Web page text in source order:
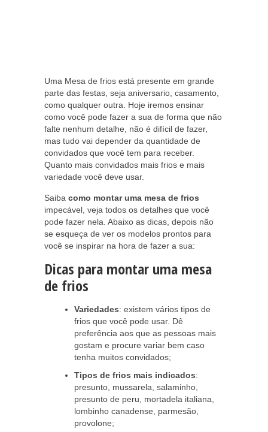
Uma Mesa de frios está presente em grande
parte das festas, seja aniversario, casamento,
como qualquer outra. Hoje iremos ensinar
como você pode fazer a sua de forma que não
falte nenhum detalhe, não é difícil de fazer,
mas tudo vai depender da quantidade de
convidados que você tem para receber.
Quanto mais convidados mais frios e mais
variedade você deve usar.
Saiba como montar uma mesa de frios
impecável, veja todos os detalhes que você
pode fazer nela. Abaixo as dicas, depois não
se esqueça de ver os modelos prontos para
você se inspirar na hora de fazer a sua:
Dicas para montar uma mesa
de frios
Variedades: existem vários tipos de
frios que você pode usar. Dê
preferência aos que as pessoas mais
gostam e procure variar bem caso
tenha muitos convidados;
Tipos de frios mais indicados:
presunto, mussarela, salaminho,
presunto de peru, mortadela italiana,
lombinho canadense, parmesão,
provolone;